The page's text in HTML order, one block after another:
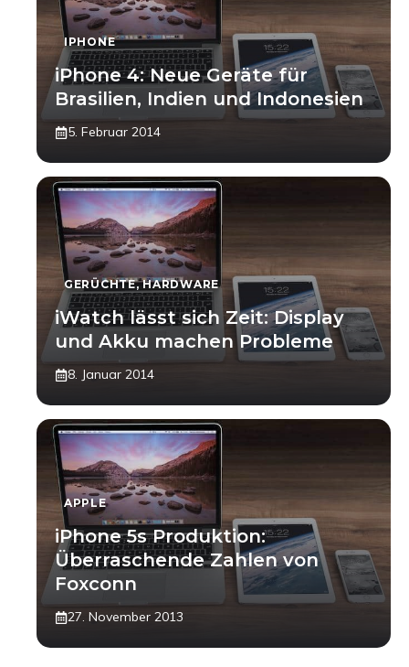
IPHONE
iPhone 4: Neue Geräte für
Brasilien, Indien und Indonesien
5. Februar 2014
GERÜCHTE,HARDWARE
iWatch lässt sich Zeit: Display
und Akku machen Probleme
8. Januar 2014
APPLE
iPhone 5s Produktion:
Überraschende Zahlen von
Foxconn
27. November 2013